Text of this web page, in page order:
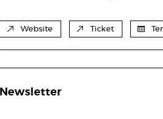
Website Ticket
Newsletter